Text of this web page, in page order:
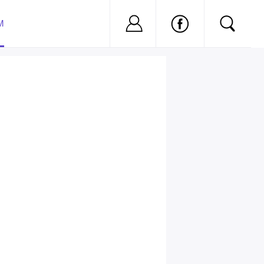
Nu ai cont?